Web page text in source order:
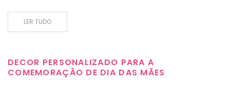
LER TUDO
DECOR PERSONALIZADO PARA A
COMEMORAÇÃO DE DIA DAS MÃES